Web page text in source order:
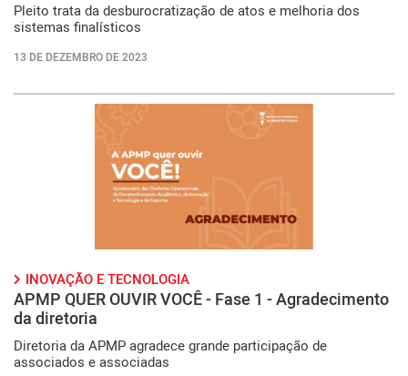
Pleito trata da desburocratização de atos e melhoria dos
sistemas finalísticos
13 DE DEZEMBRO DE 2023
INOVAÇÃO E TECNOLOGIA
APMP QUER OUVIR VOCÊ - Fase 1 - Agradecimento
da diretoria
Diretoria da APMP agradece grande participação de
associados e associadas